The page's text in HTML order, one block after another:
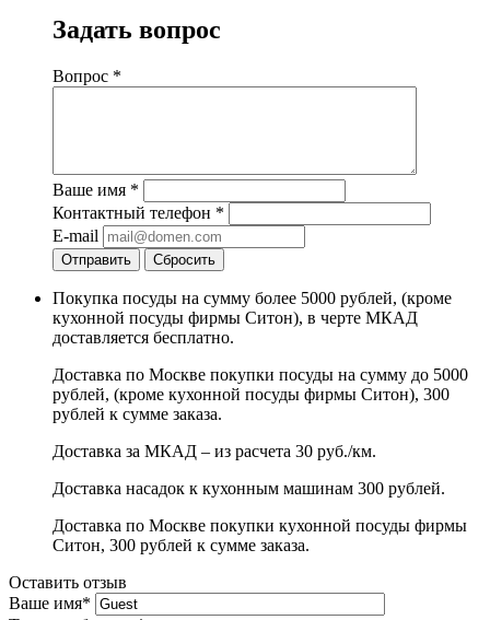
Задать вопрос
Вопрос *
Ваше имя *
Контактный телефон *
E-mail
Отправить Сбросить
Покупка посуды на сумму более 5000 рублей, (кроме
кухонной посуды фирмы Ситон), в черте МКАД
доставляется бесплатно.
Доставка по Москве покупки посуды на сумму до 5000
рублей, (кроме кухонной посуды фирмы Ситон), 300
рублей к сумме заказа.
Доставка за МКАД – из расчета 30 руб./км.
Доставка насадок к кухонным машинам 300 рублей.
Доставка по Москве покупки кухонной посуды фирмы
Ситон, 300 рублей к сумме заказа.
Оставить отзыв
Ваше имя*